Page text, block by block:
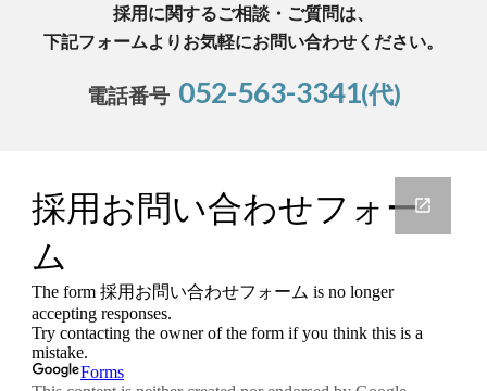
採用に関するご相談・ご質問は、
下記フォームよりお気軽にお問い合わせください。
電話番号 052-563-3341(代)